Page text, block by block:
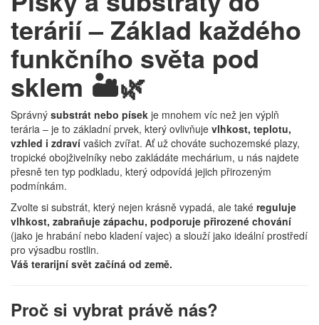
terárií – Základ každého
funkčního světa pod
sklem 🏜🌿
Správný substrát nebo písek je mnohem víc než jen výplň
terária – je to základní prvek, který ovlivňuje vlhkost, teplotu,
vzhled i zdraví vašich zvířat. Ať už chováte suchozemské plazy,
tropické obojživelníky nebo zakládáte mechárium, u nás najdete
přesně ten typ podkladu, který odpovídá jejich přirozeným
podmínkám.
Zvolte si substrát, který nejen krásně vypadá, ale také reguluje
vlhkost, zabraňuje zápachu, podporuje přirozené chování
(jako je hrabání nebo kladení vajec) a slouží jako ideální prostředí
pro výsadbu rostlin.
Váš terarijní svět začíná od země.
Proč si vybrat právě nás?